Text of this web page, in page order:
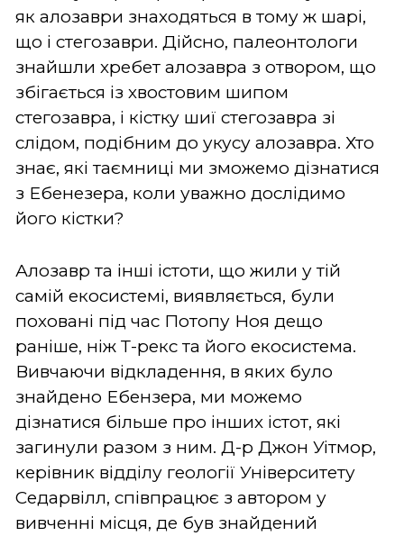
як алозаври знаходяться в тому ж шарі,
що і стегозаври. Дійсно, палеонтологи
знайшли хребет алозавра з отвором, що
збігається із хвостовим шипом
стегозавра, і кістку шиї стегозавра зі
слідом, подібним до укусу алозавра. Хто
знає, які таємниці ми зможемо дізнатися
з Ебенезера, коли уважно дослідимо
його кістки?
Алозавр та інші істоти, що жили у тій
самій екосистемі, виявляється, були
поховані під час Потопу Ноя дещо
раніше, ніж Т-рекс та його екосистема.
Вивчаючи відкладення, в яких було
знайдено Ебензера, ми можемо
дізнатися більше про інших істот, які
загинули разом з ним. Д-р Джон Уітмор,
керівник відділу геології Університету
Седарвілл, співпрацює з автором у
вивченні місця, де був знайдений